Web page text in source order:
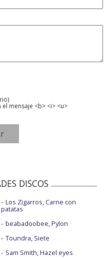
mensaje <b> <i> <u>
DISCOS
Los Zigarros, Carne con
patatas
beabadoobee, Pylon
Toundra, Siete
Sam Smith, Hazel eyes